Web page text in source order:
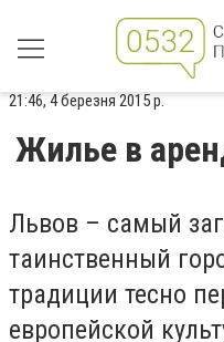
21:46, 4 березня 2015 р.
Жилье в
Львов – самый
таинственный
традиции тесно
европейской